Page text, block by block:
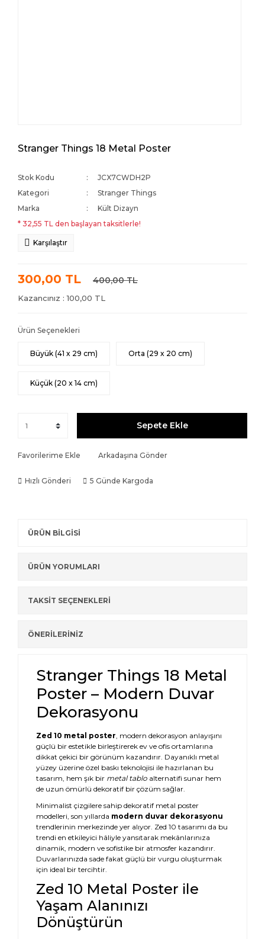
Stranger Things 18 Metal Poster
Stok Kodu
JCX7CWDH2P
Kategori
Stranger Things
Marka
Kült Dizayn
* 32,55 TL den başlayan taksitlerle!
Karşılaştır
300,00 TL 400,00 TL
Kazancınız : 100,00 TL
Ürün Seçenekleri
Büyük (41 x 29 cm) Orta (29 x 20 cm)
Küçük (20 x 14 cm)
Sepete Ekle
Favorilerime Ekle Arkadaşına Gönder
Hızlı Gönderi 5 Günde Kargoda
ÜRÜN BİLGİSİ
ÜRÜN YORUMLARI
TAKSİT SEÇENEKLERİ
ÖNERİLERİNİZ
Stranger Things 18 Metal
Poster – Modern Duvar
Dekorasyonu
Zed 10 metal poster, modern dekorasyon anlayışını
güçlü bir estetikle birleştirerek ev ve ofis ortamlarına
dikkat çekici bir görünüm kazandırır. Dayanıklı metal
yüzey üzerine özel baskı teknolojisi ile hazırlanan bu
tasarım, hem şık bir metal tablo alternatifi sunar hem
de uzun ömürlü dekoratif bir çözüm sağlar.
Minimalist çizgilere sahip dekoratif metal poster
modelleri, son yıllarda modern duvar dekorasyonu
trendlerinin merkezinde yer alıyor. Zed 10 tasarımı da bu
trendi en etkileyici hâliyle yansıtarak mekânlarınıza
dinamik, modern ve sofistike bir atmosfer kazandırır.
Duvarlarınızda sade fakat güçlü bir vurgu oluşturmak
için ideal bir tercihtir.
Zed 10 Metal Poster ile
Yaşam Alanınızı
Dönüştürün